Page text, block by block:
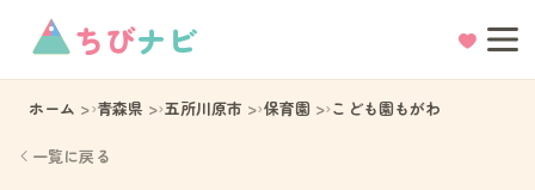
ちびナビ
ホーム 青森県 五所川原市 保育園 こども園もがわ
一覧に戻る